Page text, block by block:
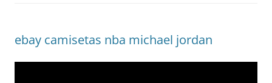
ebay camisetas nba michael jordan